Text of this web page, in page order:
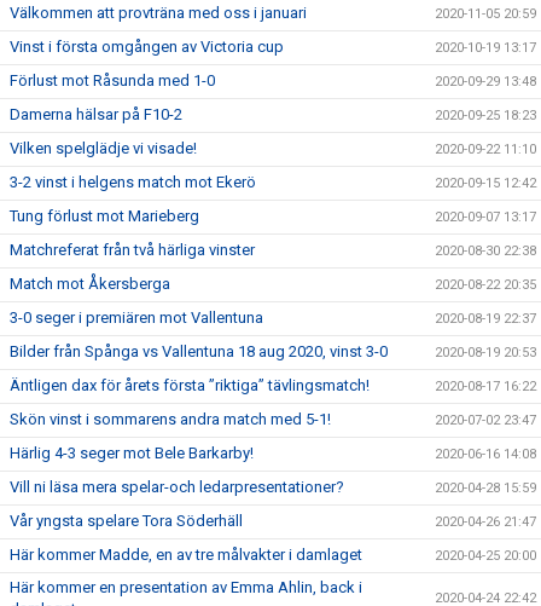
Välkommen att provträna med oss i januari 2020-11-05 20:59
Vinst i första omgången av Victoria cup 2020-10-19 13:17
Förlust mot Råsunda med 1-0 2020-09-29 13:48
Damerna hälsar på F10-2 2020-09-25 18:23
Vilken spelglädje vi visade! 2020-09-22 11:10
3-2 vinst i helgens match mot Ekerö 2020-09-15 12:42
Tung förlust mot Marieberg 2020-09-07 13:17
Matchreferat från två härliga vinster 2020-08-30 22:38
Match mot Åkersberga 2020-08-22 20:35
3-0 seger i premiären mot Vallentuna 2020-08-19 22:37
Bilder från Spånga vs Vallentuna 18 aug 2020, vinst 3-0 2020-08-19 20:53
Äntligen dax för årets första ”riktiga” tävlingsmatch! 2020-08-17 16:22
Skön vinst i sommarens andra match med 5-1! 2020-07-02 23:47
Härlig 4-3 seger mot Bele Barkarby! 2020-06-16 14:08
Vill ni läsa mera spelar-och ledarpresentationer? 2020-04-28 15:59
Vår yngsta spelare Tora Söderhäll 2020-04-26 21:47
Här kommer Madde, en av tre målvakter i damlaget 2020-04-25 20:00
Här kommer en presentation av Emma Ahlin, back i
2020-04-24 22:42